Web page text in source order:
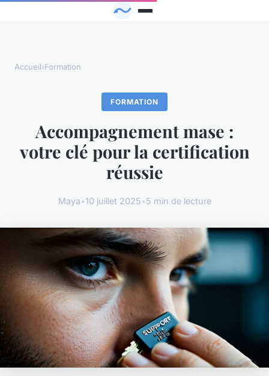
Accueil›Formation
FORMATION
Accompagnement mase :
votre clé pour la certification
réussie
Maya•10 juillet 2025•5 min de lecture